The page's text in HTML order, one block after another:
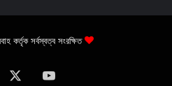
কর্তৃক সর্বস্বত্ব সংরক্ষিত